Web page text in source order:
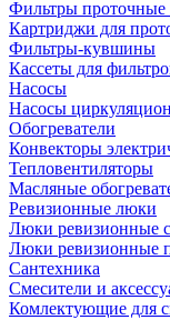
Фильтры проточные
Картриджи для
Фильтры-кувшины
Кассеты для
Насосы
Насосы
Обогреватели
Конвекторы
Тепловентиляторы
Масляные
Ревизионные люки
Люки ревизионные
Люки ревизионные
Сантехника
Смесители и
Комлектующие для